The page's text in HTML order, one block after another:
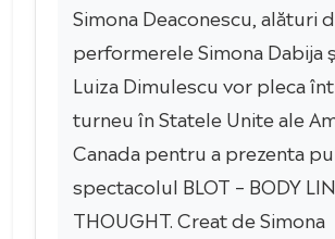
Simona Deaconescu, alături
performerele Simona Dabija
Luiza Dimulescu vor pleca
turneu în Statele Unite ale
Canada pentru a prezenta
spectacolul BLOT – BODY
THOUGHT. Creat de Simona